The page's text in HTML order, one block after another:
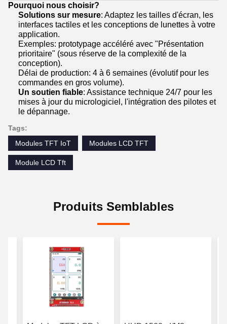
Pourquoi nous choisir?
Solutions sur mesure: Adaptez les tailles d'écran, les
interfaces tactiles et les conceptions de lunettes à votre
application.
Exemples: prototypage accéléré avec "Présentation
prioritaire" (sous réserve de la complexité de la
conception).
Délai de production: 4 à 6 semaines (évolutif pour les
commandes en gros volume).
Un soutien fiable: Assistance technique 24/7 pour les
mises à jour du micrologiciel, l'intégration des pilotes et
le dépannage.
Tags:
Modules TFT IoT
Modules LCD TFT
Module LCD Tft
Produits Semblables